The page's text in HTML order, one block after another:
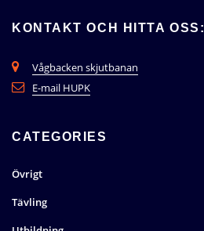
KONTAKT OCH HITTA OSS:
Vågbacken skjutbanan
E-mail HUPK
CATEGORIES
Övrigt
Tävling